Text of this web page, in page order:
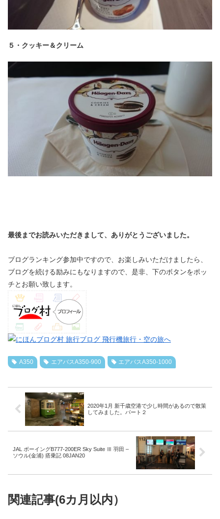
５・クッキー＆クリーム
最後までお読みいただきまして、ありがとうございました。
ブログランキング参加中ですので、お楽しみいただけましたら、
ブログを続ける励みにもなりますので、是非、下のボタンをポッ
チとお願い致します。
A350 エアバスA350-900 エアバスA350-1000
2020年1月 新千歳空港で少し時間があるので散策
してみました。パート２
JAL ボーイングB777-200ER Sky Suite Ⅲ 羽田 –
ソウル(金浦) 搭乗記 08JAN20
関連記事(6カ月以内）